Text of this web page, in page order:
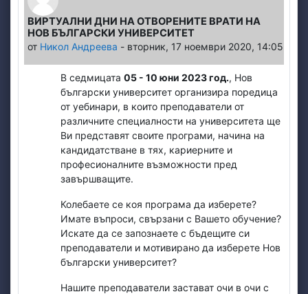
ВИРТУАЛНИ ДНИ НА ОТВОРЕНИТЕ ВРАТИ НА
НОВ БЪЛГАРСКИ УНИВЕРСИТЕТ
от Никол Андреева - вторник, 17 ноември 2020, 14:05
В седмицата 05 - 10 юни 2023год., Нов
български университет организира поредица
от уебинари, в които преподаватели от
различните специалности на университета ще
Ви представят своите програми, начина на
кандидатстване в тях, кариерните и
професионалните възможности пред
завършващите.
Колебаете се коя програма да изберете?
Имате въпроси, свързани с Вашето обучение?
Искате да се запознаете с бъдещите си
преподаватели и мотивирано да изберете Нов
български университет?
Нашите преподаватели застават очи в очи с